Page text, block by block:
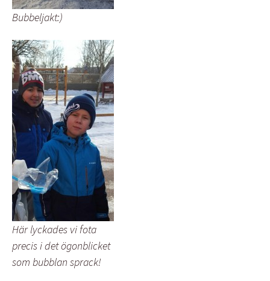
Bubbeljakt:)
Här lyckades vi fota
precis i det ögonblicket
som bubblan sprack!